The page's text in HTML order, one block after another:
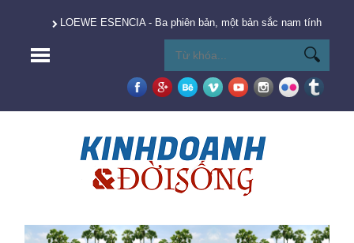
LOEWE ESENCIA - Ba phiên bản, một bản sắc nam tính vượt